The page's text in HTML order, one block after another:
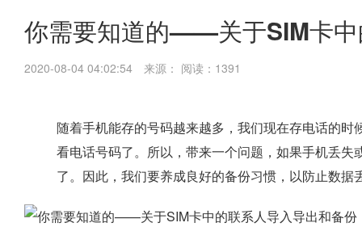
你需要知道的——关于SIM卡中
2020-08-04 04:02:54 来源： 阅读：1391
随着手机能存的号码越来越多，我们现在存电话的
看电话号码了。所以，带来一个问题，如果手机丢
了。因此，我们要养成良好的备份习惯，以防止数据